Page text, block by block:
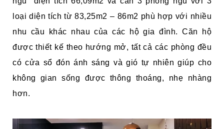
loại diện tích từ 83,25m2 – 86m2 phù hợp với nhiều
nhu cầu khác nhau của các hộ gia đình. Căn hộ
được thiết kế theo hướng mở, tất cả các phòng đều
có cửa sổ đón ánh sáng và gió tự nhiên giúp cho
không gian sống được thông thoáng, nhẹ nhàng
hơn.